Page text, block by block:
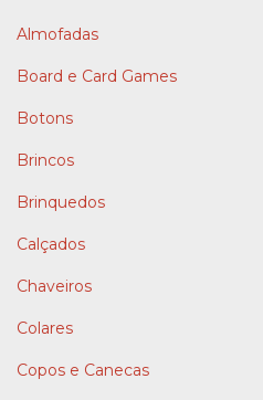
Almofadas
Board e Card Games
Botons
Brincos
Brinquedos
Calçados
Chaveiros
Colares
Copos e Canecas